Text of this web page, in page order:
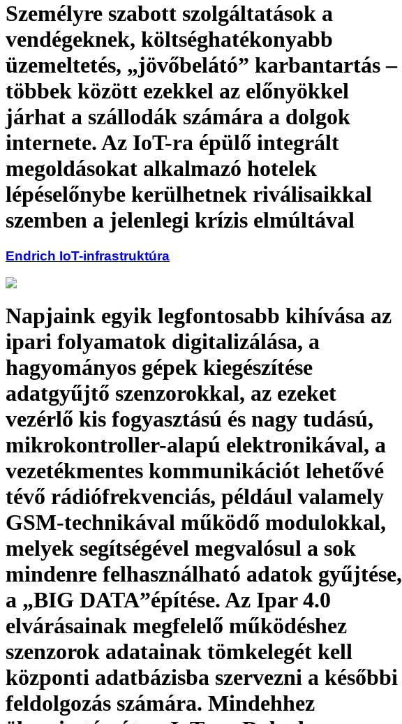
Személyre szabott szolgáltatások a
vendégeknek, költséghatékonyabb
üzemeltetés, „jövőbelátó” karbantartás –
többek között ezekkel az előnyökkel
járhat a szállodák számára a dolgok
internete. Az IoT-ra épülő integrált
megoldásokat alkalmazó hotelek
lépéselőnybe kerülhetnek riválisaikkal
szemben a jelenlegi krízis elmúltával
Endrich IoT-infrastruktúra
Napjaink egyik legfontosabb kihívása az
ipari folyamatok digitalizálása, a
hagyományos gépek kiegészítése
adatgyűjtő szenzorokkal, az ezeket
vezérlő kis fogyasztású és nagy tudású,
mikrokontroller-alapú elektronikával, a
vezetékmentes kommunikációt lehetővé
tévő rádiófrekvenciás, például valamely
GSM-technikával működő modulokkal,
melyek segítségével megvalósul a sok
mindenre felhasználható adatok gyűjtése,
a „BIG DATA”építése. Az Ipar 4.0
elvárásainak megfelelő működéshez
szenzorok adatainak tömkelegét kell
központi adatbázisba szervezni a későbbi
feldolgozás számára. Mindehhez